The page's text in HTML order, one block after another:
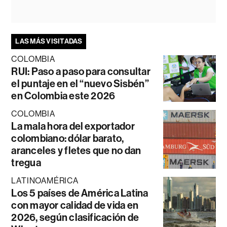
LAS MÁS VISITADAS
COLOMBIA
RUI: Paso a paso para consultar
el puntaje en el “nuevo Sisbén”
en Colombia este 2026
COLOMBIA
La mala hora del exportador
colombiano: dólar barato,
aranceles y fletes que no dan
tregua
LATINOAMÉRICA
Los 5 países de América Latina
con mayor calidad de vida en
2026, según clasificación de